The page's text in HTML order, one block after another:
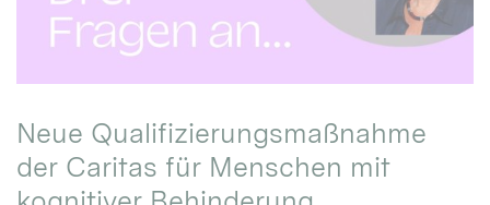
Neue Qualifizierungsmaßnahme
der Caritas für Menschen mit